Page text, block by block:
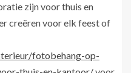
zijn voor thuis en
creëren voor elk feest of
fotobehang-op-